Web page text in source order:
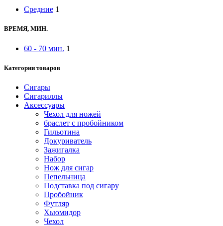
Средние 1
ВРЕМЯ, МИН.
60 - 70 мин. 1
Категории товаров
Сигары
Сигариллы
Аксессуары
Чехол для ножей
браслет с пробойником
Гильотина
Докуриватель
Зажигалка
Набор
Нож для сигар
Пепельница
Подставка под сигару
Пробойник
Футляр
Хьюмидор
Чехол